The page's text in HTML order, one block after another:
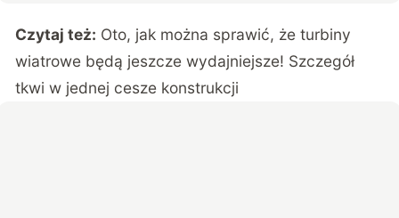
Czytaj też: Oto, jak można sprawić, że turbiny
wiatrowe będą jeszcze wydajniejsze! Szczegół
tkwi w jednej cesze konstrukcji